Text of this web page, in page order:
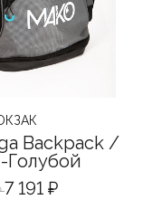
Backpack/
7 191 ₽